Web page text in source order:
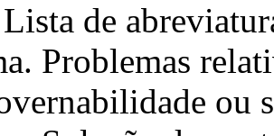
de
Problemas
ou